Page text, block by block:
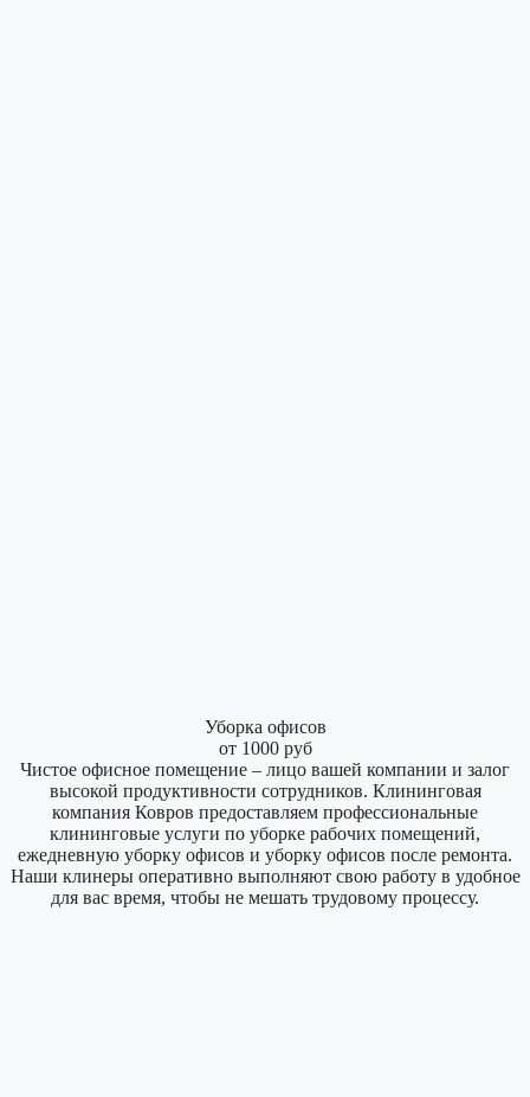
Уборка офисов
от 1000 руб
Чистое офисное помещение – лицо вашей компании и залог
высокой продуктивности сотрудников. Клининговая
компания Ковров предоставляем профессиональные
клининговые услуги по уборке рабочих помещений,
ежедневную уборку офисов и уборку офисов после ремонта.
Наши клинеры оперативно выполняют свою работу в удобное
для вас время, чтобы не мешать трудовому процессу.